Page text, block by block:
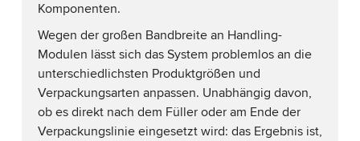
Komponenten.
Wegen der großen Bandbreite an Handling-
Modulen lässt sich das System problemlos an die
unterschiedlichsten Produktgrößen und
Verpackungsarten anpassen. Unabhängig davon,
ob es direkt nach dem Füller oder am Ende der
Verpackungslinie eingesetzt wird: das Ergebnis ist,